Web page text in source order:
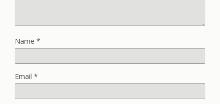
Name *
Email *